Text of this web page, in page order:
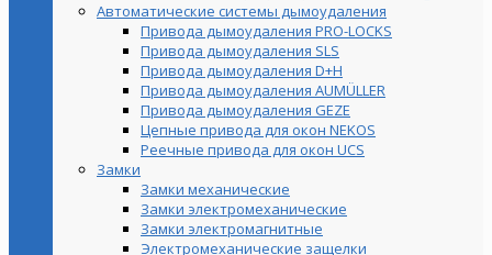
Автоматические системы дымоудаления
Привода дымоудаления PRO-LOCKS
Привода дымоудаления SLS
Привода дымоудаления D+H
Привода дымоудаления AUMÜLLER
Привода дымоудаления GEZE
Цепные привода для окон NEKOS
Реечные привода для окон UСS
Замки
Замки механические
Замки электромеханические
Замки электромагнитные
Электромеханические защелки